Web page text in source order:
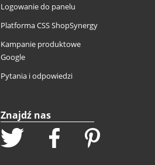
Logowanie do panelu
Platforma CSS ShopSynergy
Kampanie produktowe
Google
Pytania i odpowiedzi
Znajdź nas